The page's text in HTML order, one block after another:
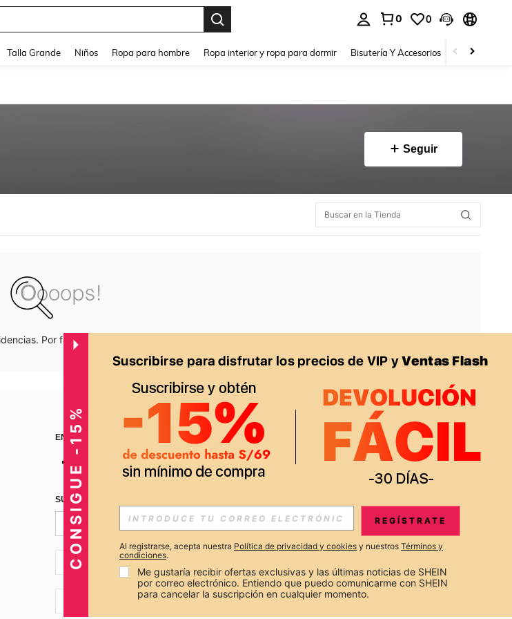
0 0
Talla Grande Niños Ropa para hombre Ropa interior y ropa para dormir Bisutería Y Accesorios Zapatos
Seguir
Por favor inténtalo de nuevo.
ENCUÉNTRANOS EN APP
SUSCRÍBETE PARA RECIBIR OFERTAS EXCLUSIVAS, PROMOCIONES Y NOTICIAS DE SHEIN
Suscribir
PE + 51
CONSIGUE -15% REGÍSTRATE
Al registrarse, acepta nuestra Política de privacidad y cookies y nuestros Términos y
condiciones.
Me gustaría recibir ofertas exclusivas y las últimas noticias de SHEIN
por correo electrónico. Entiendo que puedo comunicarme con SHEIN
para cancelar la suscripción en cualquier momento.